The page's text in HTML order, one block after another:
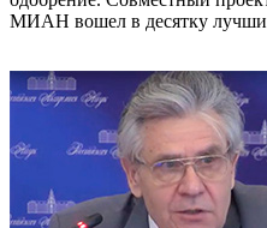
МИАН вошел в десятку